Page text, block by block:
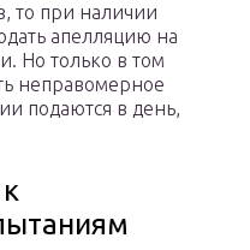
то при наличии
апелляцию на
Но только в том
неправомерное
подаются в день,